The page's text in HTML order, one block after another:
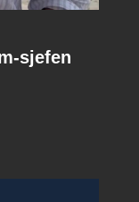
sjefen